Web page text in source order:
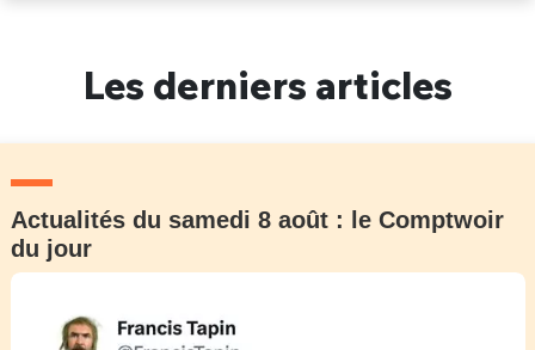
Les derniers articles
Actualités du samedi 8 août : le Comptwoir
du jour